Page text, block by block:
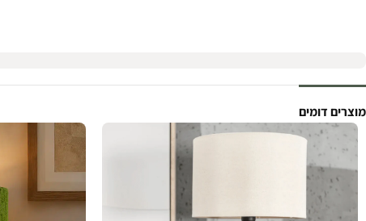
מוצרים דומים